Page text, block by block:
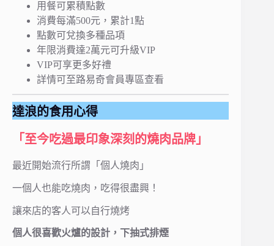
用餐可累積點數
消費每滿500元，累計1點
點數可兌換多種品項
年限消費達2萬元可升級VIP
VIP可享更多好禮
詳情可至路易奇會員專區查看
達浪的食用心得
「至今吃過最印象深刻的燒肉品牌」
最近開始流行所謂「個人燒肉」
一個人也能吃燒肉，吃得很盡興！
讓來店的客人可以自行燒烤
個人很喜歡火爐的設計，下抽式排煙